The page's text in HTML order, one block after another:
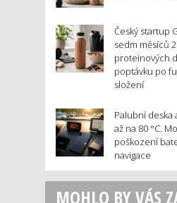
Český startup
sedm měsíců
proteinových
poptávku po
složení
Palubní deska
až na 80 °C.
poškození
navigace
MOHLO BY VÁS